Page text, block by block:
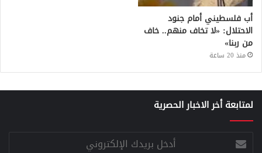
أب فلسطيني أمام جنود
الاحتلال: «لا تخاف منهم.. خاف
من ربنا»
منذ 20 ساعة
لمتابعة أخر الاخبار الحصرية
أدخل